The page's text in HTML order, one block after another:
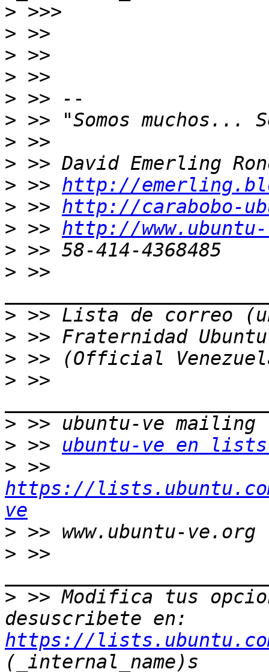
>
>
>
>
>
>
>
>
> >> http://
> >> http://carabobo-
> >> http://
>
> >>
>
>
>
> >>
>
> >> ubuntu-ve en
>
https://
ve
>
> >>
> >> Modifica tus
https://